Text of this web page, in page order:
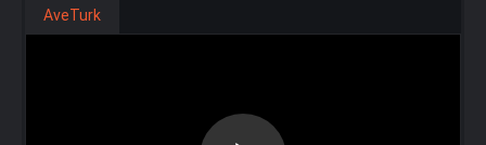
AveTurk